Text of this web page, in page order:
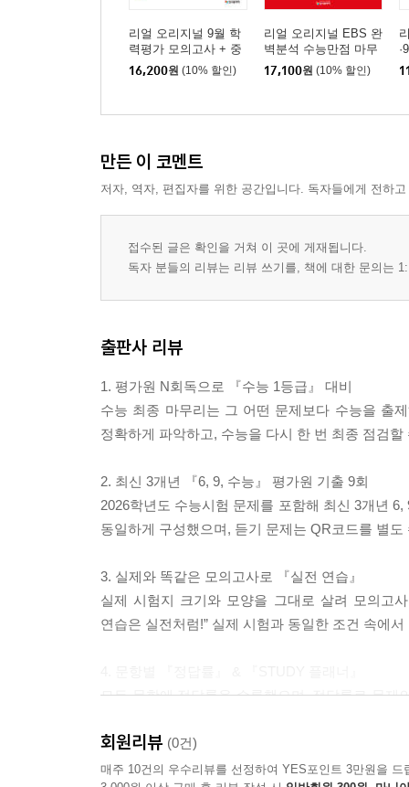
리얼 오리지널 9월 학
력평가 모의고사 + 중
간고사 고1 전과목 (202
6년)
16,200원 (10% 할인)
리얼 오리지널 EBS 완
벽분석 수능만점 마무
리 FINAL 봉투 모의고
사 3+10회 영어영역 (2
17,100원 (10% 할인)
만든 이 코멘트
저자, 역자, 편집자를 위한 공간입니다. 독자들에게 전하
접수된 글은 확인을 거쳐 이 곳에 게재됩니다.
독자 분들의 리뷰는 리뷰 쓰기를, 책에 대한 문의는
출판사 리뷰
1. 평가원 N회독으로 『수능 1등급』 대비
수능 최종 마무리는 그 어떤 문제보다 수능을 출
정확하게 파악하고, 수능을 다시 한 번 최종 점검할
2. 최신 3개년 『6, 9, 수능』 평가원 기출 9회
2026학년도 수능시험 문제를 포함해 최신 3개년
동일하게 구성했으며, 듣기 문제는 QR코드를 별도
3. 실제와 똑같은 모의고사로 『실전 연습』
실제 시험지 크기와 모양을 그대로 살려 모의고
연습은 실전처럼!” 실제 시험과 동일한 조건 속에
모든 문항에 정답률을 수록했으며, 정답률로 문제
5. 실전 연습을 위한 『OMR 체크카드』 제공
회원리뷰 (0건)
매주 10건의 우수리뷰를 선정하여 YES포인트 3만원을 드